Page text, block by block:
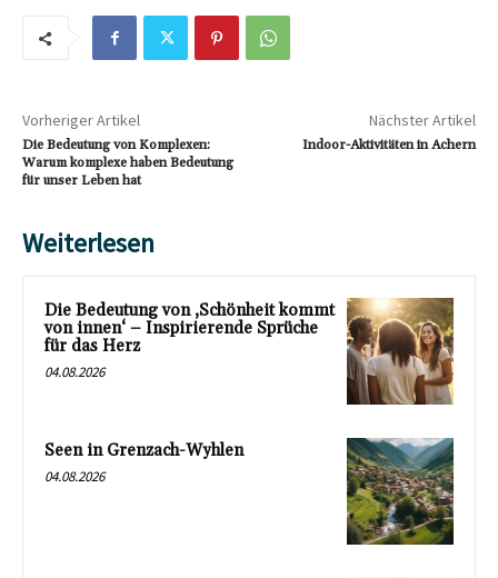
Vorheriger Artikel
Die Bedeutung von Komplexen:
Warum komplexe haben Bedeutung
für unser Leben hat
Nächster Artikel
Indoor-Aktivitäten in Achern
Weiterlesen
Die Bedeutung von ‚Schönheit kommt
von innen‘ – Inspirierende Sprüche
für das Herz
04.08.2026
Seen in Grenzach-Wyhlen
04.08.2026